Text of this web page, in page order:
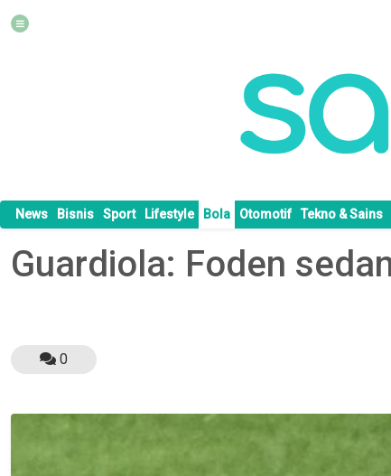
News Bisnis Sport Lifestyle Bola Otomotif Tekno & Sains
Guardiola: Foden
0